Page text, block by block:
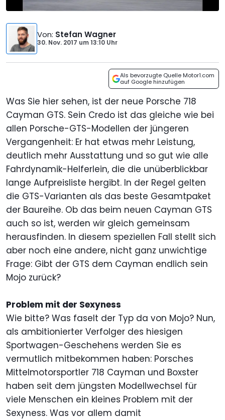
Von: Stefan Wagner
30. Nov. 2017 um13:10 Uhr
Als bevorzugte Quelle Motor1.com
auf Google hinzufügen
Was Sie hier sehen, ist der neue Porsche 718
Cayman GTS. Sein Credo ist das gleiche wie bei
allen Porsche-GTS-Modellen der jüngeren
Vergangenheit: Er hat etwas mehr Leistung,
deutlich mehr Ausstattung und so gut wie alle
Fahrdynamik-Helferlein, die die unüberblickbar
lange Aufpreisliste hergibt. In der Regel gelten
die GTS-Varianten als das beste Gesamtpaket
der Baureihe. Ob das beim neuen Cayman GTS
auch so ist, werden wir gleich gemeinsam
herausfinden. In diesem speziellen Fall stellt sich
aber noch eine andere, nicht ganz unwichtige
Frage: Gibt der GTS dem Cayman endlich sein
Mojo zurück?
Problem mit der Sexyness
Wie bitte? Was faselt der Typ da von Mojo? Nun,
als ambitionierter Verfolger des hiesigen
Sportwagen-Geschehens werden Sie es
vermutlich mitbekommen haben: Porsches
Mittelmotorsportler 718 Cayman und Boxster
haben seit dem jüngsten Modellwechsel für
viele Menschen ein kleines Problem mit der
Sexyness. Was vor allem damit